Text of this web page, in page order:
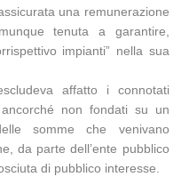
una remunerazione
tenuta a garantire,
impianti” nella sua
affatto i connotati
ancorché non fondati su un
somme che venivano
da parte dell’ente pubblico
di pubblico interesse.